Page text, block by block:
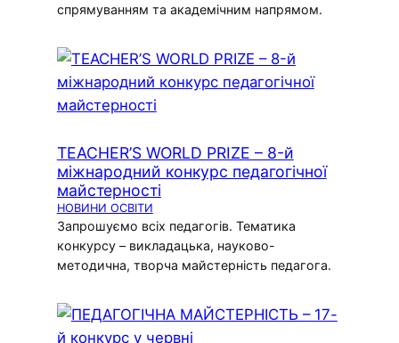
спрямуванням та академічним напрямом.
TEACHER’S WORLD PRIZE – 8-й
міжнародний конкурс педагогічної
майстерності
НОВИНИ ОСВІТИ
Запрошуємо всіх педагогів. Тематика
конкурсу – викладацька, науково-
методична, творча майстерність педагога.